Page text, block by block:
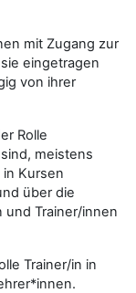
mit Zugang zur
eingetragen
von ihrer
Rolle
meistens
Kursen
über die
und Trainer/innen
Trainer/in in